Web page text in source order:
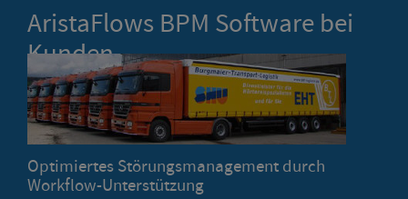
AristaFlows BPM Software bei
Kunden
Optimiertes Störungsmanagement durch
Workflow-Unterstützung